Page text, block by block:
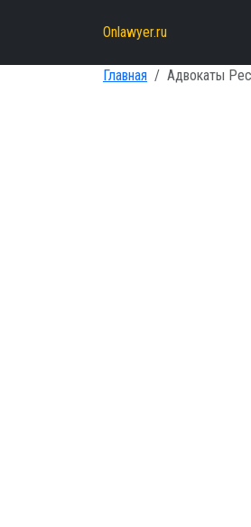
Onlawyer.ru
Главная Адвокаты